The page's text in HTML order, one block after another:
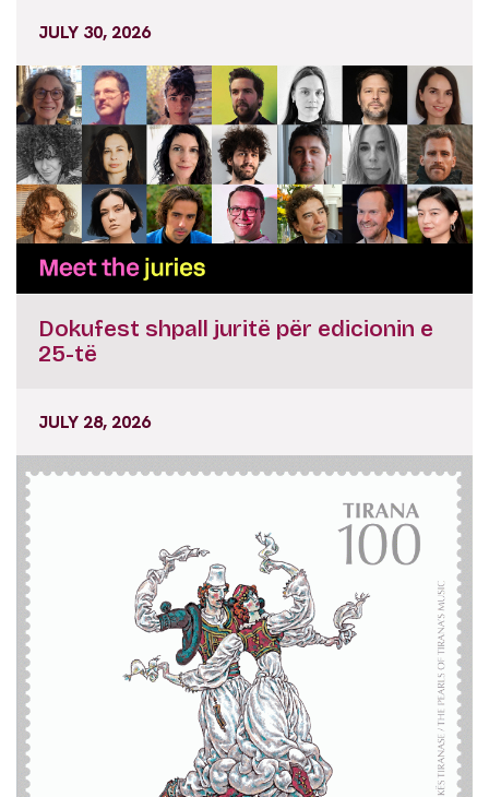
JULY 30, 2026
Dokufest shpall juritë për edicionin e
25-të
JULY 28, 2026